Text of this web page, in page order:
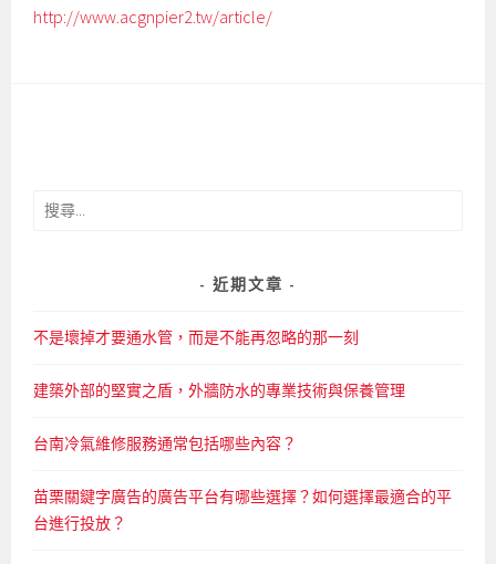
http://www.acgnpier2.tw/article/
搜
近期文章
不是壞掉才要通水管，而是不能再忽略的那一刻
建築外部的堅實之盾，外牆防水的專業技術與保養管理
台南冷氣維修服務通常包括哪些內容？
苗栗關鍵字廣告的廣告平台有哪些選擇？如何選擇最適合的平
台進行投放？